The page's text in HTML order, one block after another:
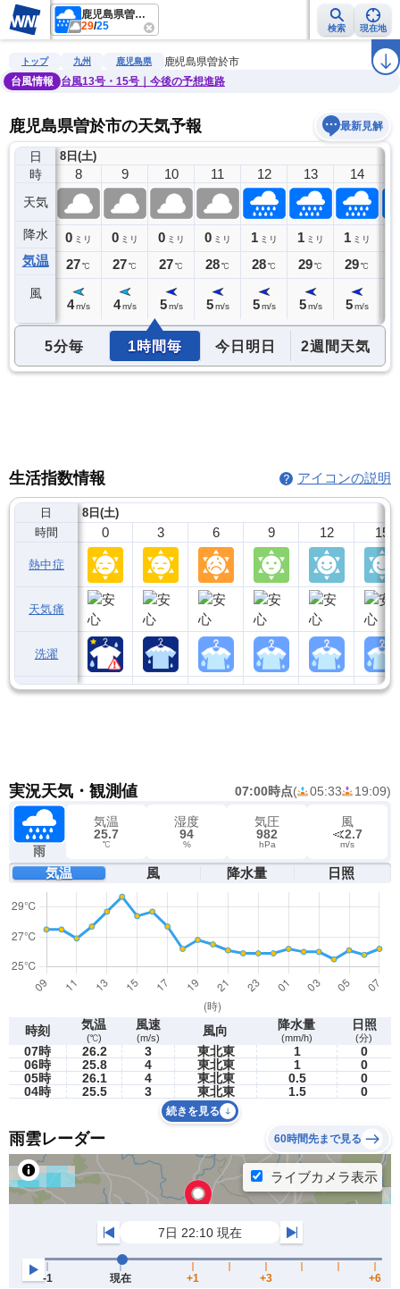
鹿児島県曽於市
29/25 検索 現在地
雨雲レーダー 台風情報 地震情報 警報・注意報 ラ
トップ 九州 鹿児島県
鹿児島県曽於市
台風情報
台風13号・15号｜今後の予想進路
鹿児島県曽於市の天気予報 最新見解
日
時
天気
降水
気温
風
8日(土)
7
0ミリ
26℃
8
0 ミリ
27℃
4 m/s
9
0 ミリ
27℃
4 m/s
10
0 ミリ
27℃
5 m/s
11
0 ミリ
28℃
5 m/s
12
1 ミリ
28℃
5 m/s
13
1 ミリ
29℃
5 m/s
14
1 ミリ
29℃
5 m/s
5分毎 1時間毎 今日明日 2週間天気
生活指数情報 アイコンの説明
日
時間
熱中症
天気痛
洗濯
8日(土)
0 3 6 9 12 15
実況天気・観測値 07:00時点( 05:33 19:09)
雨
気温
25.7
℃
湿度
94
%
気圧
982
hPa
風
2.7
m/s
気温 風 降水量 日照
時刻 気温
(℃)
風速
(m/s) 風向 降水量
(mm/h)
日照
(分)
07時 26.2 3 東北東 1
0
06時
25.8 4 東北東 1
0
05時
26.1 4 東北東 0.5
0
04時
25.5 3 東北東 1.5 0
続きを見る
雨雲レーダー 60時間先まで見る